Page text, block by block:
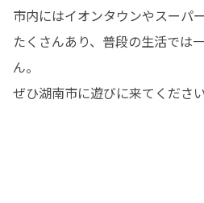
市内にはイオンタウンやスーパ
たくさんあり、普段の生活では
ん。
ぜひ湖南市に遊びに来てくださ